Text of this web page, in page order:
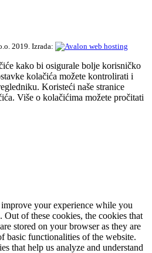
2019. Izrada:
kako bi osigurale bolje korisničko
kolačića možete kontrolirati i
Koristeći naše stranice
Više o kolačićima možete pročitati
your experience while you
Out of these cookies, the cookies that
stored on your browser as they are
basic functionalities of the website.
that help us analyze and understand